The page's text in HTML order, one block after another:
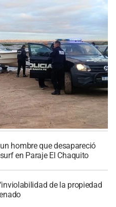
hombre que desapareció
en Paraje El Chaquito
de la propiedad